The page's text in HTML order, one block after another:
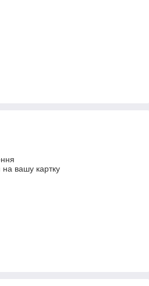
на вашу картку